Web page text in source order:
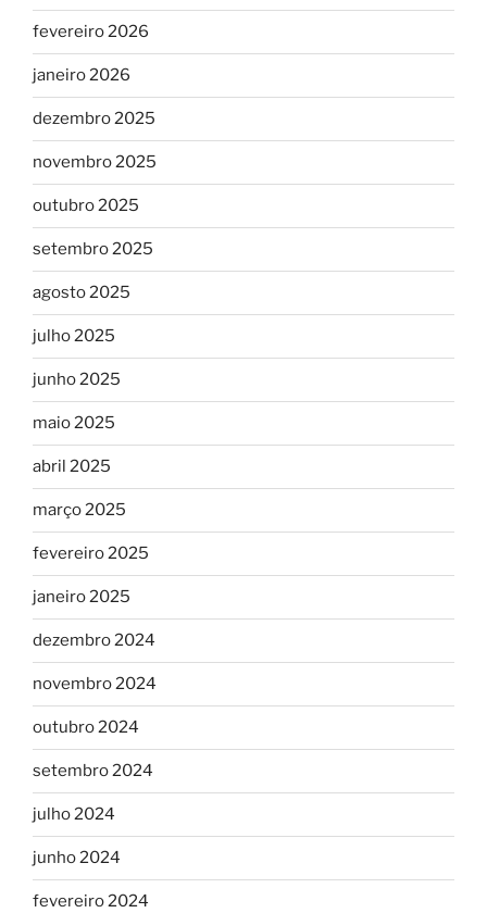
fevereiro 2026
janeiro 2026
dezembro 2025
novembro 2025
outubro 2025
setembro 2025
agosto 2025
julho 2025
junho 2025
maio 2025
abril 2025
março 2025
fevereiro 2025
janeiro 2025
dezembro 2024
novembro 2024
outubro 2024
setembro 2024
julho 2024
junho 2024
fevereiro 2024